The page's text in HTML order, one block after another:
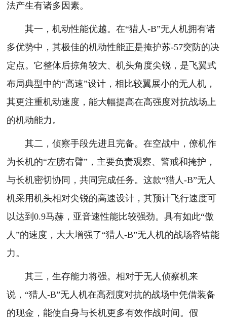
法产生有诸多因素。
其一，机动性能优越。在“猎人-B”无人机拥有诸
多优势中，其极佳的机动性能正是掩护苏-57突防的决
定点。它整体后掠角较大、机头角度尖锐，是飞翼式
布局典型中的“高速”设计，相比较翼展小的无人机，
其更注重机动速度，能大幅提高在高强度对抗战场上
的机动能力。
其二，侦察手段先进且完备。在空战中，僚机作
为长机的“左膀右臂”，主要负责观察、警戒和掩护，
与长机密切协同，共同完成任务。这款“猎人-B”无人
机采用机头相对尖锐的高速设计，其预计飞行速度可
以达到0.9马赫，亚音速性能比较强劲。具有如此“傲
人”的速度，大大增强了“猎人-B”无人机的战场容错能
力。
其三，生存能力将强。相对于无人侦察机来
说，“猎人-B”无人机在高烈度对抗的战场中凭借装备
的现金，能使自身与长机更多有效作战时间。假